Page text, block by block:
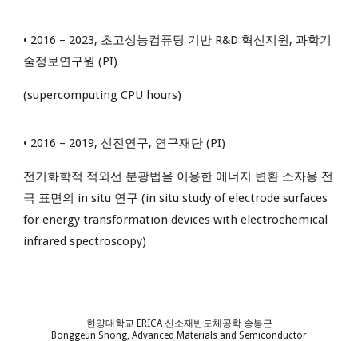
• 2016 – 2023, 초고성능컴퓨팅 기반 R&D 혁신지원, 과학기
술정보연구원 (PI)
(supercomputing CPU hours)
• 2016 – 2019, 신진연구, 연구재단 (PI)
전기화학적 적외선 분광법을 이용한 에너지 변환 소자용 전
극 표면의 in situ 연구 (in situ study of electrode surfaces
for energy transformation devices with electrochemical
infrared spectroscopy)
한양대학교 ERICA 신소재반도체공학 송봉근
Bonggeun Shong, Advanced Materials and Semiconductor